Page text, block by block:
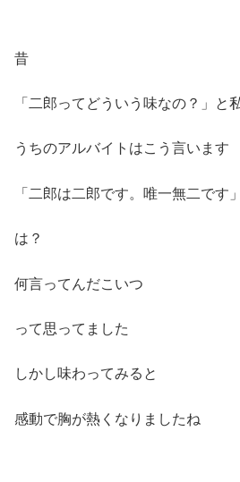
昔
「二郎ってどういう味なの？」と
うちのアルバイトはこう言います
「二郎は二郎です。唯一無二です」
は？
何言ってんだこいつ
って思ってました
しかし味わってみると
感動で胸が熱くなりましたね